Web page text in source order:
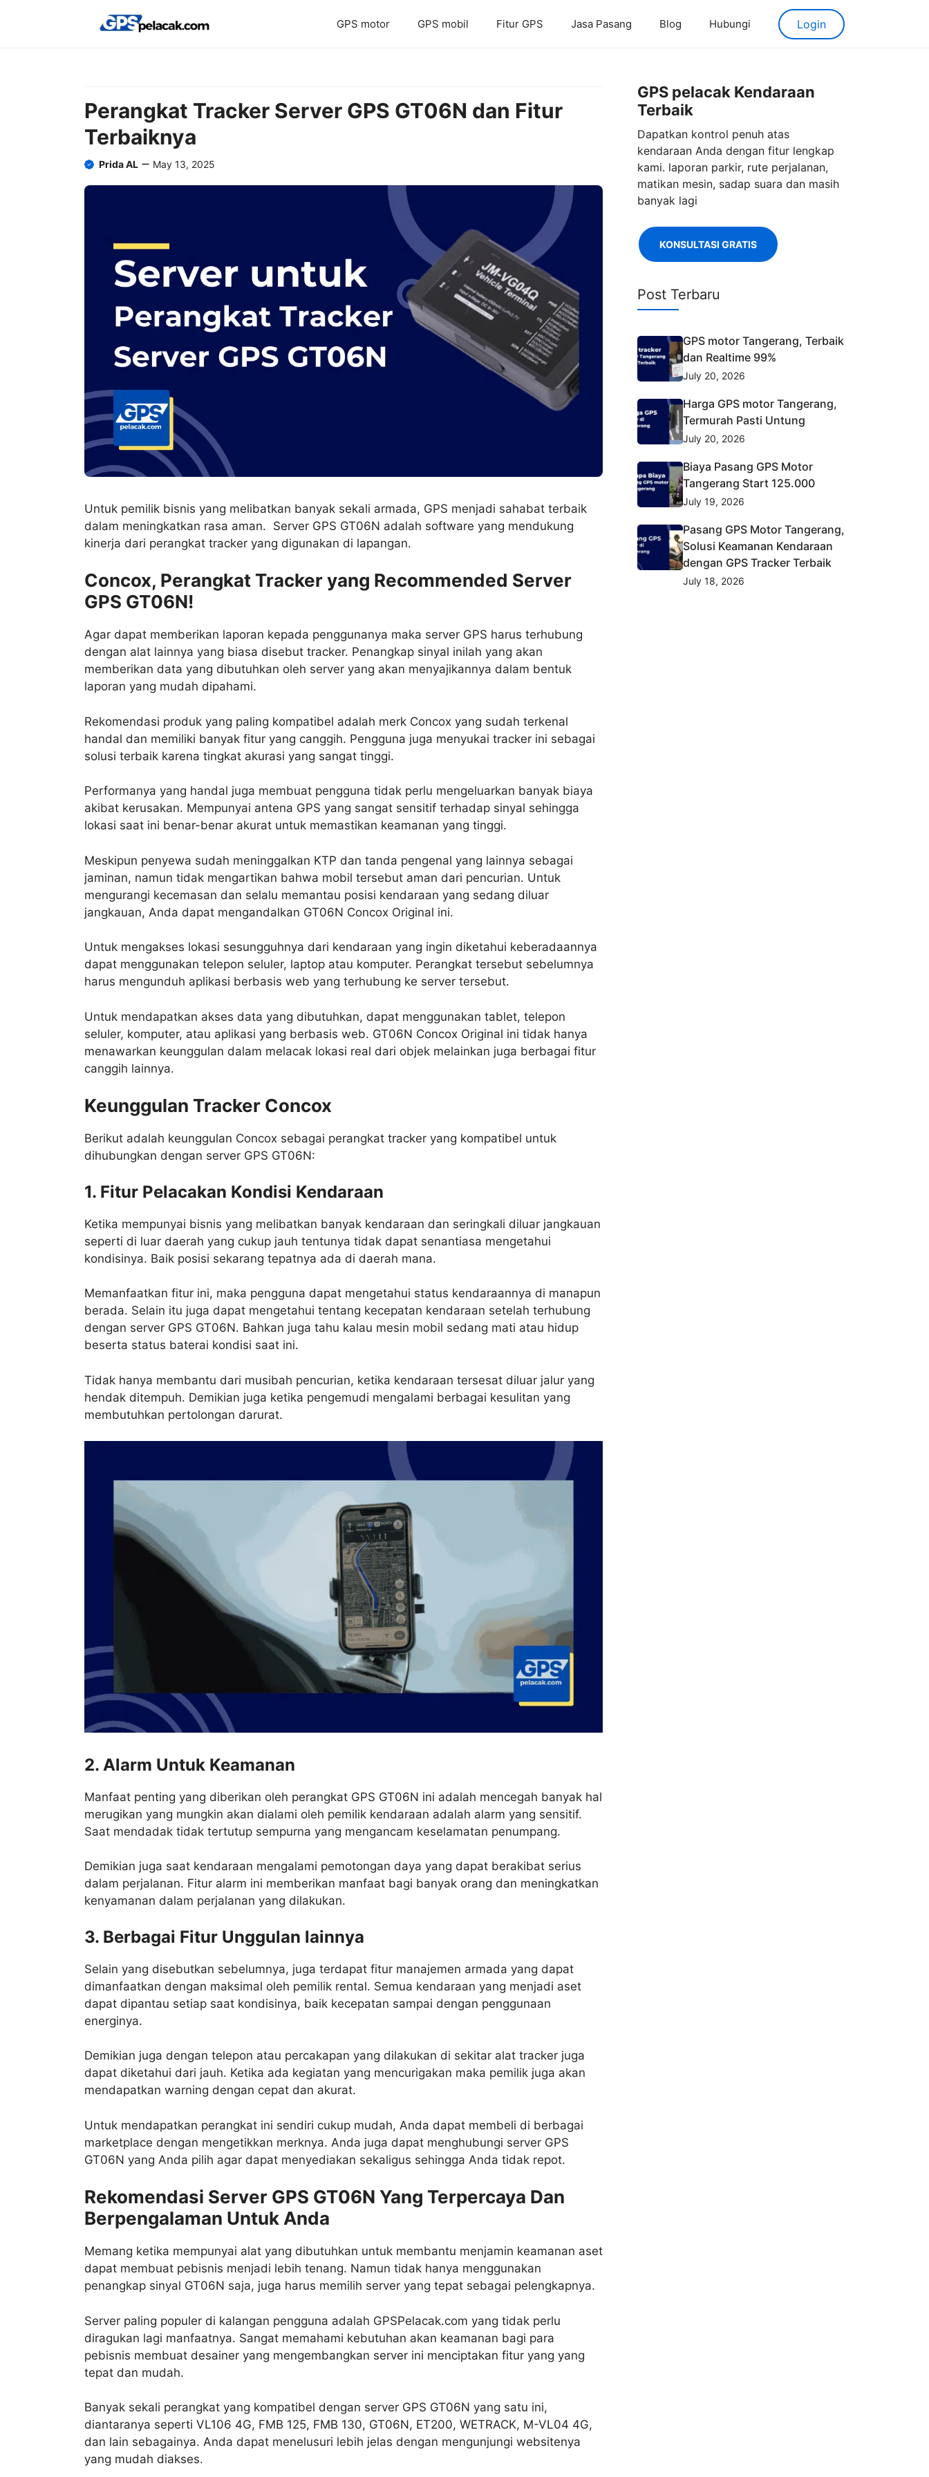
GPS motor GPS mobil Fitur GPS Jasa Pasang Blog Hubungi Login
Perangkat Tracker Server GPS GT06N dan Fitur
Terbaiknya
Prida AL May 13, 2025
Untuk pemilik bisnis yang melibatkan banyak sekali armada, GPS menjadi sahabat terbaik
dalam meningkatkan rasa aman. Server GPS GT06N adalah software yang mendukung
kinerja dari perangkat tracker yang digunakan di lapangan.
Concox, Perangkat Tracker yang Recommended Server
GPS GT06N!
Agar dapat memberikan laporan kepada penggunanya maka server GPS harus terhubung
dengan alat lainnya yang biasa disebut tracker. Penangkap sinyal inilah yang akan
memberikan data yang dibutuhkan oleh server yang akan menyajikannya dalam bentuk
laporan yang mudah dipahami.
Rekomendasi produk yang paling kompatibel adalah merk Concox yang sudah terkenal
handal dan memiliki banyak fitur yang canggih. Pengguna juga menyukai tracker ini sebagai
solusi terbaik karena tingkat akurasi yang sangat tinggi.
Performanya yang handal juga membuat pengguna tidak perlu mengeluarkan banyak biaya
akibat kerusakan. Mempunyai antena GPS yang sangat sensitif terhadap sinyal sehingga
lokasi saat ini benar-benar akurat untuk memastikan keamanan yang tinggi.
Meskipun penyewa sudah meninggalkan KTP dan tanda pengenal yang lainnya sebagai
jaminan, namun tidak mengartikan bahwa mobil tersebut aman dari pencurian. Untuk
mengurangi kecemasan dan selalu memantau posisi kendaraan yang sedang diluar
jangkauan, Anda dapat mengandalkan GT06N Concox Original ini.
Untuk mengakses lokasi sesungguhnya dari kendaraan yang ingin diketahui keberadaannya
dapat menggunakan telepon seluler, laptop atau komputer. Perangkat tersebut sebelumnya
harus mengunduh aplikasi berbasis web yang terhubung ke server tersebut.
Untuk mendapatkan akses data yang dibutuhkan, dapat menggunakan tablet, telepon
seluler, komputer, atau aplikasi yang berbasis web. GT06N Concox Original ini tidak hanya
menawarkan keunggulan dalam melacak lokasi real dari objek melainkan juga berbagai fitur
canggih lainnya.
Keunggulan Tracker Concox
Berikut adalah keunggulan Concox sebagai perangkat tracker yang kompatibel untuk
dihubungkan dengan server GPS GT06N:
1. Fitur Pelacakan Kondisi Kendaraan
Ketika mempunyai bisnis yang melibatkan banyak kendaraan dan seringkali diluar jangkauan
seperti di luar daerah yang cukup jauh tentunya tidak dapat senantiasa mengetahui
kondisinya. Baik posisi sekarang tepatnya ada di daerah mana.
Memanfaatkan fitur ini, maka pengguna dapat mengetahui status kendaraannya di manapun
berada. Selain itu juga dapat mengetahui tentang kecepatan kendaraan setelah terhubung
dengan server GPS GT06N. Bahkan juga tahu kalau mesin mobil sedang mati atau hidup
beserta status baterai kondisi saat ini.
Tidak hanya membantu dari musibah pencurian, ketika kendaraan tersesat diluar jalur yang
hendak ditempuh. Demikian juga ketika pengemudi mengalami berbagai kesulitan yang
membutuhkan pertolongan darurat.
2. Alarm Untuk Keamanan
Manfaat penting yang diberikan oleh perangkat GPS GT06N ini adalah mencegah banyak hal
merugikan yang mungkin akan dialami oleh pemilik kendaraan adalah alarm yang sensitif.
Saat mendadak tidak tertutup sempurna yang mengancam keselamatan penumpang.
Demikian juga saat kendaraan mengalami pemotongan daya yang dapat berakibat serius
dalam perjalanan. Fitur alarm ini memberikan manfaat bagi banyak orang dan meningkatkan
kenyamanan dalam perjalanan yang dilakukan.
3. Berbagai Fitur Unggulan lainnya
Selain yang disebutkan sebelumnya, juga terdapat fitur manajemen armada yang dapat
dimanfaatkan dengan maksimal oleh pemilik rental. Semua kendaraan yang menjadi aset
dapat dipantau setiap saat kondisinya, baik kecepatan sampai dengan penggunaan
energinya.
Demikian juga dengan telepon atau percakapan yang dilakukan di sekitar alat tracker juga
dapat diketahui dari jauh. Ketika ada kegiatan yang mencurigakan maka pemilik juga akan
mendapatkan warning dengan cepat dan akurat.
Untuk mendapatkan perangkat ini sendiri cukup mudah, Anda dapat membeli di berbagai
marketplace dengan mengetikkan merknya. Anda juga dapat menghubungi server GPS
GT06N yang Anda pilih agar dapat menyediakan sekaligus sehingga Anda tidak repot.
Rekomendasi Server GPS GT06N Yang Terpercaya Dan
Berpengalaman Untuk Anda
Memang ketika mempunyai alat yang dibutuhkan untuk membantu menjamin keamanan aset
dapat membuat pebisnis menjadi lebih tenang. Namun tidak hanya menggunakan
penangkap sinyal GT06N saja, juga harus memilih server yang tepat sebagai pelengkapnya.
Server paling populer di kalangan pengguna adalah GPSPelacak.com yang tidak perlu
diragukan lagi manfaatnya. Sangat memahami kebutuhan akan keamanan bagi para
pebisnis membuat desainer yang mengembangkan server ini menciptakan fitur yang yang
tepat dan mudah.
Banyak sekali perangkat yang kompatibel dengan server GPS GT06N yang satu ini,
diantaranya seperti VL106 4G, FMB 125, FMB 130, GT06N, ET200, WETRACK, M-VL04 4G,
dan lain sebagainya. Anda dapat menelusuri lebih jelas dengan mengunjungi websitenya
yang mudah diakses.
GPS pelacak Kendaraan
Terbaik
Dapatkan kontrol penuh atas
kendaraan Anda dengan fitur lengkap
kami. laporan parkir, rute perjalanan,
matikan mesin, sadap suara dan masih
banyak lagi
KONSULTASI GRATIS
Post Terbaru
GPS motor Tangerang, Terbaik
dan Realtime 99%
July 20, 2026
Harga GPS motor Tangerang,
Termurah Pasti Untung
July 20, 2026
Biaya Pasang GPS Motor
Tangerang Start 125.000
July 19, 2026
Pasang GPS Motor Tangerang,
Solusi Keamanan Kendaraan
dengan GPS Tracker Terbaik
July 18, 2026